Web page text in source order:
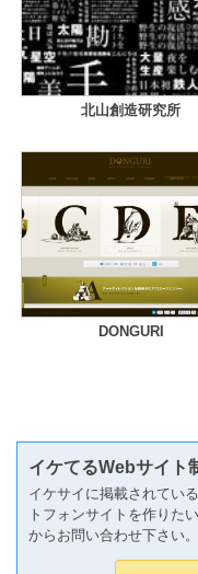
北山創造研究所
DONGURI
イケてるWebサイト
イケサイに掲載されてい
トフォンサイトを作りた
からお問い合わせ下さい。